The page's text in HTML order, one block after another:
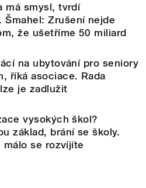
má smysl, tvrdí
Šmahel: Zrušení nejde
že ušetříme 50 miliard
na ubytování pro seniory
říká asociace. Rada
je zadlužit
vysokých škol?
základ, brání se školy.
se rozvíjíte